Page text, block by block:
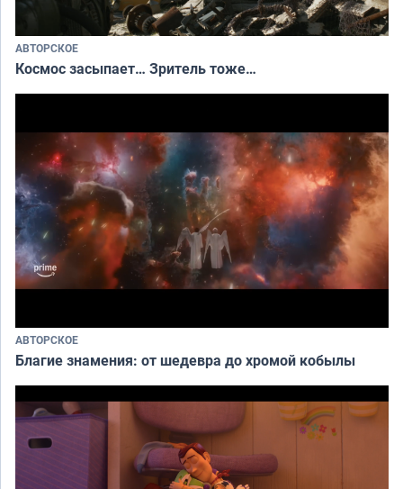
АВТОРСКОЕ
Космос засыпает… Зритель тоже…
АВТОРСКОЕ
Благие знамения: от шедевра до хромой кобылы